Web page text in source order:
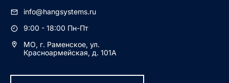
info@hangsystems.ru
9:00 - 18:00 Пн-Пт
МО, г. Раменское, ул.
Красноармейская, д. 101А